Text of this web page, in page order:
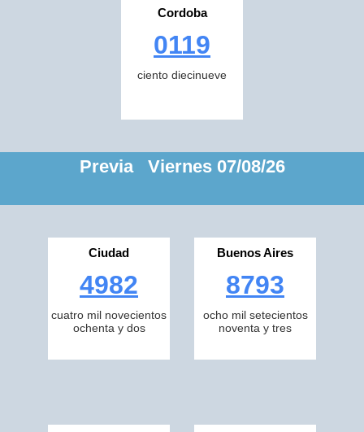
Cordoba
0119
ciento diecinueve
Previa Viernes 07/08/26
Ciudad
4982
cuatro mil novecientos
ochenta y dos
Buenos Aires
8793
ocho mil setecientos
noventa y tres